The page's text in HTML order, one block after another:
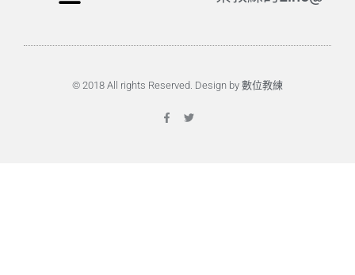
© 2018 All rights Reserved. Design by 數位教練